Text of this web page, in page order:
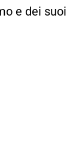
e dei suoi